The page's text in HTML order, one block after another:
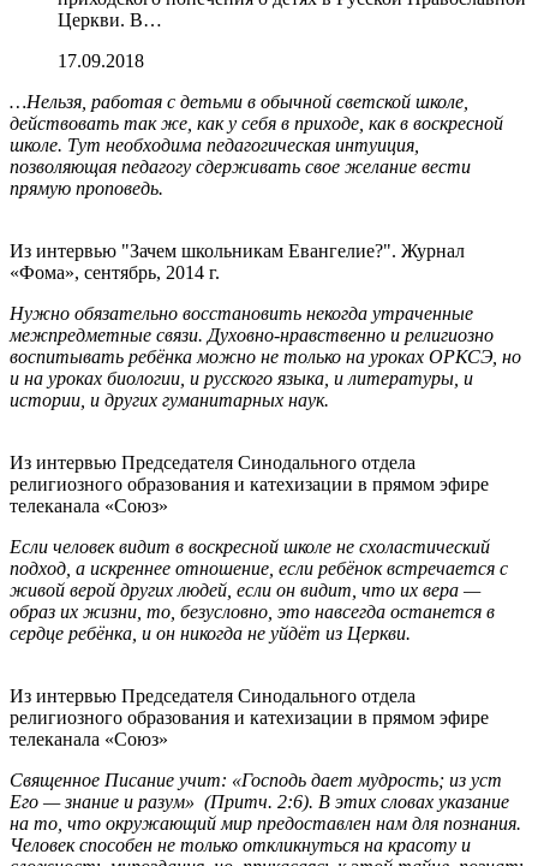
Церкви. В…
17.09.2018
…Нельзя, работая с детьми в обычной светской школе,
действовать так же, как у себя в приходе, как в воскресной
школе. Тут необходима педагогическая интуиция,
позволяющая педагогу сдерживать свое желание вести
прямую проповедь.
Из интервью "Зачем школьникам Евангелие?". Журнал
«Фома», сентябрь, 2014 г.
Нужно обязательно восстановить некогда утраченные
межпредметные связи. Духовно-нравственно и религиозно
воспитывать ребёнка можно не только на уроках ОРКСЭ, но
и на уроках биологии, и русского языка, и литературы, и
истории, и других гуманитарных наук.
Из интервью Председателя Синодального отдела
религиозного образования и катехизации в прямом эфире
телеканала «Союз»
Если человек видит в воскресной школе не схоластический
подход, а искреннее отношение, если ребёнок встречается с
живой верой других людей, если он видит, что их вера —
образ их жизни, то, безусловно, это навсегда останется в
сердце ребёнка, и он никогда не уйдёт из Церкви.
Из интервью Председателя Синодального отдела
религиозного образования и катехизации в прямом эфире
телеканала «Союз»
Священное Писание учит: «Господь дает мудрость; из уст
Его — знание и разум» (Притч. 2:6). В этих словах указание
на то, что окружающий мир предоставлен нам для познания.
Человек способен не только откликнуться на красоту и